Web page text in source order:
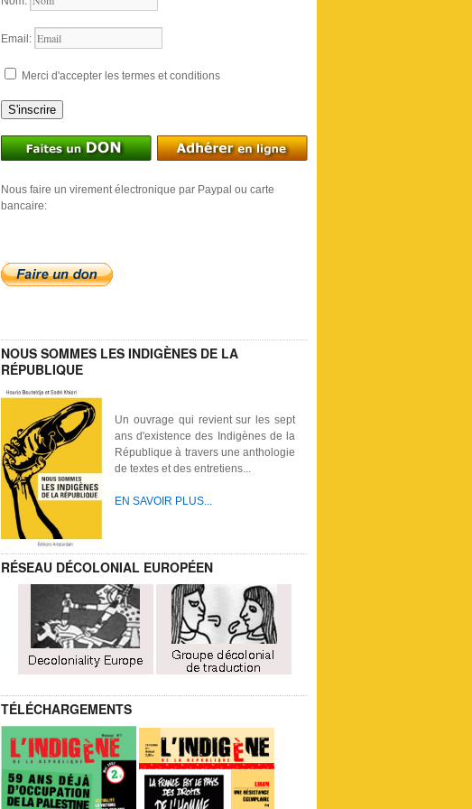
Email:
Merci d'accepter les termes et conditions
S'inscrire
Nous faire un virement électronique par Paypal ou carte
bancaire:
NOUS SOMMES LES INDIGÈNES DE LA
RÉPUBLIQUE
Un ouvrage qui revient sur les sept
ans d'existence des Indigènes de la
République à travers une anthologie
de textes et des entretiens...
EN SAVOIR PLUS...
RÉSEAU DÉCOLONIAL EUROPÉEN
TÉLÉCHARGEMENTS